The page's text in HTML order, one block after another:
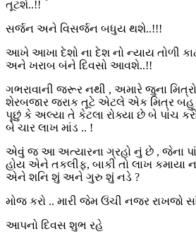
તૂટશે..!!
સર્જન અને વિસર્જન બધુય થશે..!!!
આખે આખા દેશો ના દેશ નો ન્યાય તોળી
અને ખરાબ બંને દિવસો આવશે..!!
ગભરાવાની જરૂર નથી , અમારે જુના
શેરબજાર જરાક તૂટે એટલે એક મિત્ર બહુ
પૂછું કે અલ્યા તે કેટલા રોક્યા છે બે પાંચ
બે ચાર લાખ માંડ .. !
એવું જ આ અત્યારના ગ્રહો નું છે , જેના
હોય એને તકલીફ, બાકી તો લાખ કમાયા
એને શનિ શું અને ગુરુ શું નડે ?
મોજ કરો .. મારી જેમ ઉંચી નજર રાખજો
આપનો દિવસ શુભ રહે